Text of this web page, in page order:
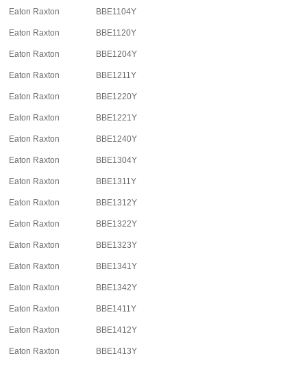
Eaton Raxton BBE1104Y
Eaton Raxton BBE1120Y
Eaton Raxton BBE1204Y
Eaton Raxton BBE1211Y
Eaton Raxton BBE1220Y
Eaton Raxton BBE1221Y
Eaton Raxton BBE1240Y
Eaton Raxton BBE1304Y
Eaton Raxton BBE1311Y
Eaton Raxton BBE1312Y
Eaton Raxton BBE1322Y
Eaton Raxton BBE1323Y
Eaton Raxton BBE1341Y
Eaton Raxton BBE1342Y
Eaton Raxton BBE1411Y
Eaton Raxton BBE1412Y
Eaton Raxton BBE1413Y